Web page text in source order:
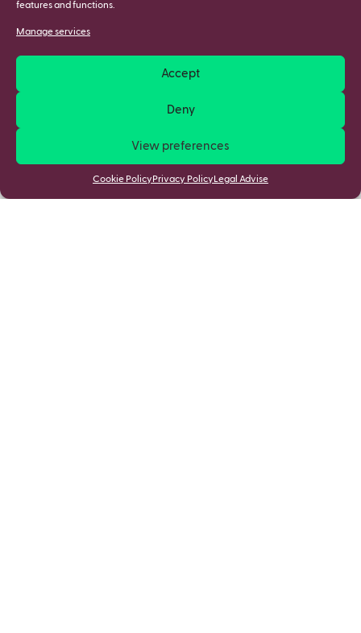
features and functions.
Manage services
Accept
Deny
View preferences
Cookie Policy Privacy Policy Legal Advise